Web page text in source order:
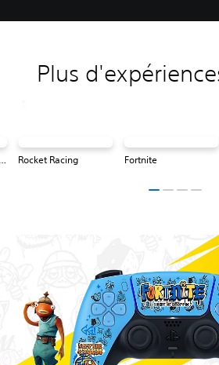
Plus
Odyssey Rocket Racing Fortnite